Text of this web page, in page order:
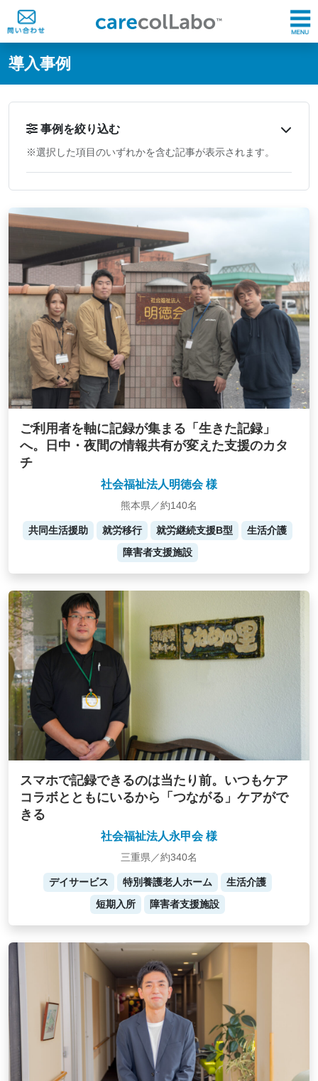
@ -0,0 +1,60 @@
導入事例
事例を絞り込む
※選択した項目のいずれかを含む記事が表示されます。
ご利用者を軸に記録が集まる「生きた記録」
へ。日中・夜間の情報共有が変えた支援のカタ
チ
社会福祉法人明徳会 様
熊本県／約140名
共同生活援助 就労移行 就労継続支援B型
生活介護
障害者支援施設
スマホで記録できるのは当たり前。いつもケア
コラボとともにいるから「つながる」ケアがで
きる
社会福祉法人永甲会 様
三重県／約340名
デイサービス 特別養護老人ホーム
生活介護
短期入所
障害者支援施設